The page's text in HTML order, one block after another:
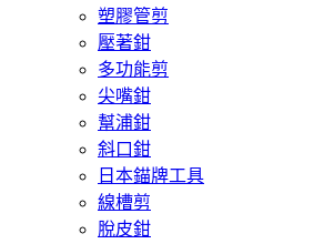
塑膠管剪
壓著鉗
多功能剪
尖嘴鉗
幫浦鉗
斜口鉗
日本錨牌工具
線槽剪
脫皮鉗